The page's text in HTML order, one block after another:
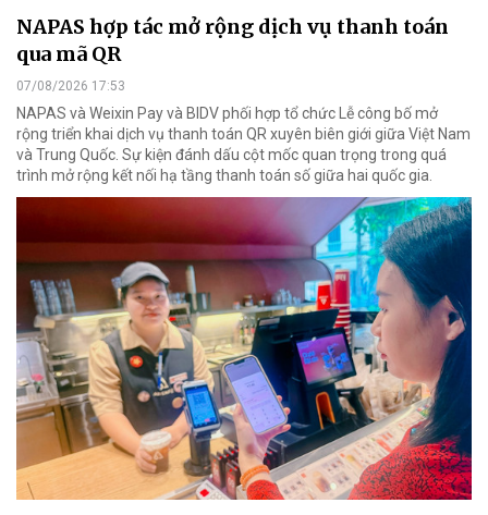
NAPAS hợp tác mở rộng dịch vụ thanh toán
qua mã QR
07/08/2026 17:53
NAPAS và Weixin Pay và BIDV phối hợp tổ chức Lễ công bố mở
rộng triển khai dịch vụ thanh toán QR xuyên biên giới giữa Việt Nam
và Trung Quốc. Sự kiện đánh dấu cột mốc quan trọng trong quá
trình mở rộng kết nối hạ tầng thanh toán số giữa hai quốc gia.